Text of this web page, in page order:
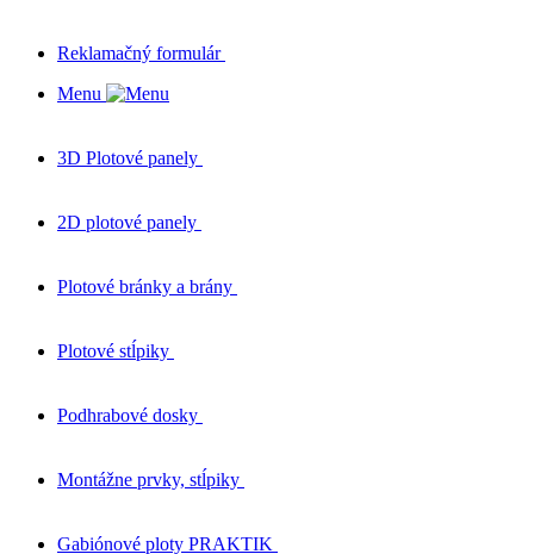
Reklamačný formulár
Menu
3D Plotové panely
2D plotové panely
Plotové bránky a brány
Plotové stĺpiky
Podhrabové dosky
Montážne prvky, stĺpiky
Gabiónové ploty PRAKTIK